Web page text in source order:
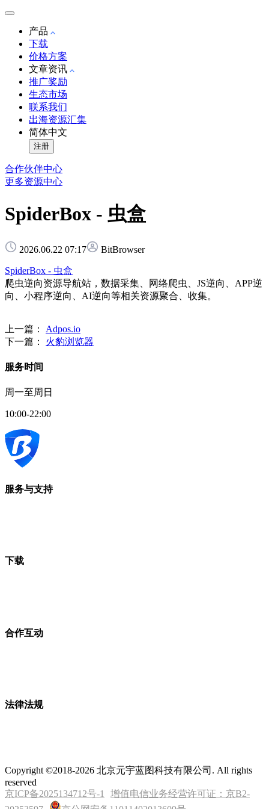
产品
下载
价格方案
文章资讯
推广奖励
生态市场
联系我们
出海资源汇集
简体中文
注册
合作伙伴中心
更多资源中心
SpiderBox - 虫盒
2026.06.22 07:17 BitBrowser
SpiderBox - 虫盒
爬虫逆向资源导航站，数据采集、网络爬虫、JS逆向、APP逆
向、小程序逆向、AI逆向等相关资源聚合、收集。
上一篇： Adpos.io
下一篇： 火豹浏览器
服务时间
周一至周日
10:00-22:00
服务与支持
下载
合作互动
法律法规
Copyright ©2018-2026 北京元宇蓝图科技有限公司. All rights
reserved
京ICP备2025134712号-1
增值电信业务经营许可证：京B2-